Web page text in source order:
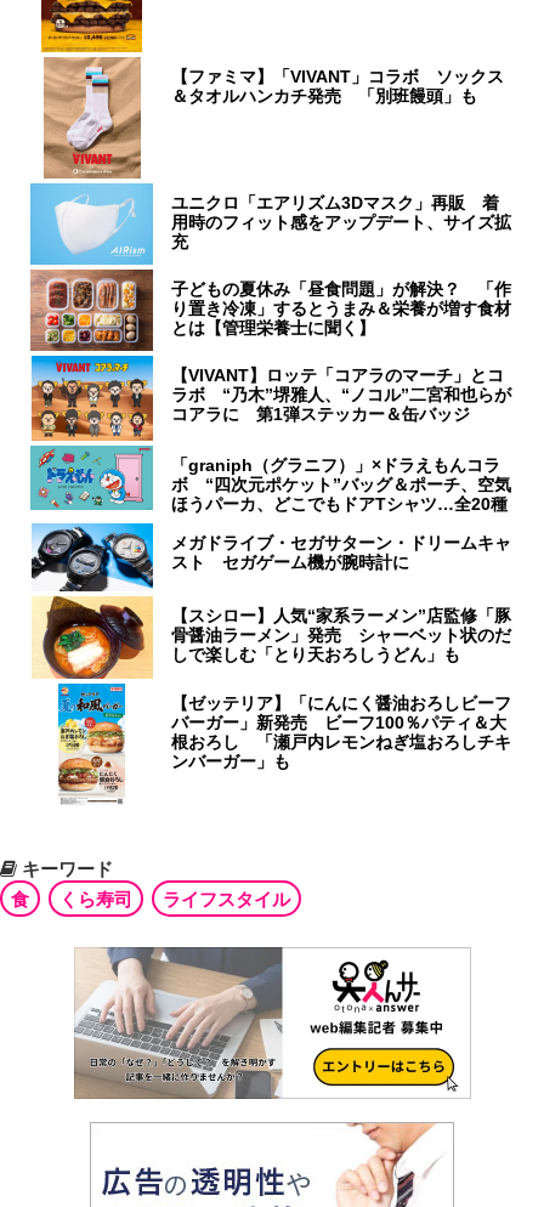
【ファミマ】「VIVANT」コラボ ソックス
＆タオルハンカチ発売 「別班饅頭」も
ユニクロ「エアリズム3Dマスク」再販 着
用時のフィット感をアップデート、サイズ拡
充
子どもの夏休み「昼食問題」が解決？ 「作
り置き冷凍」するとうまみ＆栄養が増す食材
とは【管理栄養士に聞く】
【VIVANT】ロッテ「コアラのマーチ」とコ
ラボ “乃木”堺雅人、“ノコル”二宮和也らが
コアラに 第1弾ステッカー＆缶バッジ
「graniph（グラニフ）」×ドラえもんコラ
ボ “四次元ポケット”バッグ＆ポーチ、空気
ほうパーカ、どこでもドアTシャツ…全20種
メガドライブ・セガサターン・ドリームキャ
スト セガゲーム機が腕時計に
【スシロー】人気“家系ラーメン”店監修「豚
骨醤油ラーメン」発売 シャーベット状のだ
しで楽しむ「とり天おろしうどん」も
【ゼッテリア】「にんにく醤油おろしビーフ
バーガー」新発売 ビーフ100％パティ＆大
根おろし 「瀬戸内レモンねぎ塩おろしチキ
ンバーガー」も
キーワード
食
くら寿司 ライフスタイル